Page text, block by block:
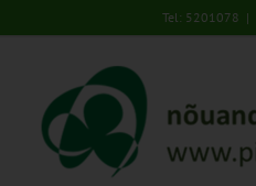
to
Tel: 5201078 |